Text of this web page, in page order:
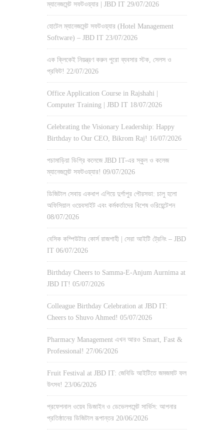
ম্যানেজমেন্ট সফটওয়্যার | JBD IT 29/07/2026
হোটেল ম্যানেজমেন্ট সফটওয়্যার (Hotel Management
Software) – JBD IT 23/07/2026
এক ক্লিকেই নিয়ন্ত্রণ করুন পুরো ব্যবসার স্টক, সেলস ও
প্রফিট! 22/07/2026
Office Application Course in Rajshahi |
Computer Training | JBD IT 18/07/2026
Celebrating the Visionary Leadership: Happy
Birthday to Our CEO, Bikrom Raj! 16/07/2026
পচামাড়িয়া ডিগ্রি কলেজে JBD IT-এর স্কুল ও কলেজ
ম্যানেজমেন্ট সফটওয়্যার! 09/07/2026
ডিজিটাল সেবায় একধাপ এগিয়ে দুর্গাপুর পৌরসভা: চালু হলো
অফিসিয়াল ওয়েবসাইট এবং কর্মকর্তাদের বিশেষ ওরিয়েন্টেশন
08/07/2026
বেসিক কম্পিউটার কোর্স রাজশাহী | সেরা আইটি ট্রেনিং – JBD
IT 06/07/2026
Birthday Cheers to Samma-E-Anjum Aurnima at
JBD IT! 05/07/2026
Colleague Birthday Celebration at JBD IT:
Cheers to Shuvo Ahmed! 05/07/2026
Pharmacy Management এখন আরও Smart, Fast &
Professional! 27/06/2026
Fruit Festival at JBD IT: জেবিডি আইটিতে জমজমাট ফল
উৎসব! 23/06/2026
প্রফেশনাল ওয়েব ডিজাইন ও ডেভেলপমেন্ট সার্ভিস: আপনার
প্রতিষ্ঠানের ডিজিটাল রূপান্তর 20/06/2026